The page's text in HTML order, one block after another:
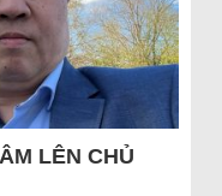
LÊN CHỦ